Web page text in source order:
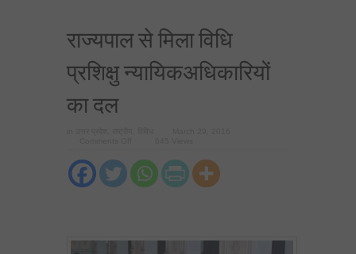
राज्यपाल से मिला विधि
प्रशिक्षु न्यायिकअधिकारियों
का दल
मिला
विधि
प्रशिक्षु